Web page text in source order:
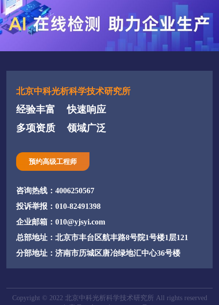
北京中科光析科学技术研究所
经验丰富
快速响应
多项资质
领域广泛
预约高级工程师
咨询热线：4006250567
投诉举报：010-82491398
企业邮箱：010@yjsyi.com
总部地址：北京市丰台区航丰路8号院1号楼1层121
分部地址：济南市历城区唐冶绿地汇中心36号楼
Copyright © 2022 北京中科光析科学技术研究所 All rights reserved